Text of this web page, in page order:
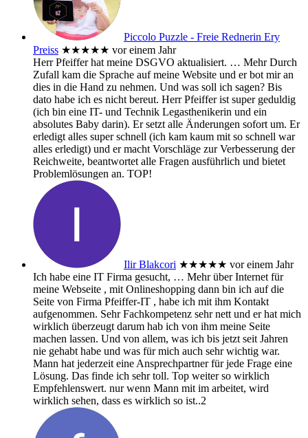
Piccolo Puzzle - Freie Rednerin Ery
Preiss ★★★★★ vor einem Jahr
Herr Pfeiffer hat meine DSGVO aktualisiert. … MehrDurch
Zufall kam die Sprache auf meine Website und er bot mir an
dies in die Hand zu nehmen. Und was soll ich sagen? Bis
dato habe ich es nicht bereut. Herr Pfeiffer ist super geduldig
(ich bin eine IT- und Technik Legasthenikerin und ein
absolutes Baby darin). Er setzt alle Änderungen sofort um. Er
erledigt alles super schnell (ich kam kaum mit so schnell war
alles erledigt) und er macht Vorschläge zur Verbesserung der
Reichweite, beantwortet alle Fragen ausführlich und bietet
Problemlösungen an. TOP!
Ilir Blakcori ★★★★★ vor einem Jahr
Ich habe eine IT Firma gesucht, … Mehrüber Internet für
meine Webseite , mit Onlineshopping dann bin ich auf die
Seite von Firma Pfeiffer-IT , habe ich mit ihm Kontakt
aufgenommen. Sehr Fachkompetenz sehr nett und er hat mich
wirklich überzeugt darum hab ich von ihm meine Seite
machen lassen. Und von allem, was ich bis jetzt seit Jahren
nie gehabt habe und was für mich auch sehr wichtig war.
Mann hat jederzeit eine Ansprechpartner für jede Frage eine
Lösung. Das finde ich sehr toll. Top weiter so wirklich
Empfehlenswert. nur wenn Mann mit im arbeitet, wird
wirklich sehen, dass es wirklich so ist..2